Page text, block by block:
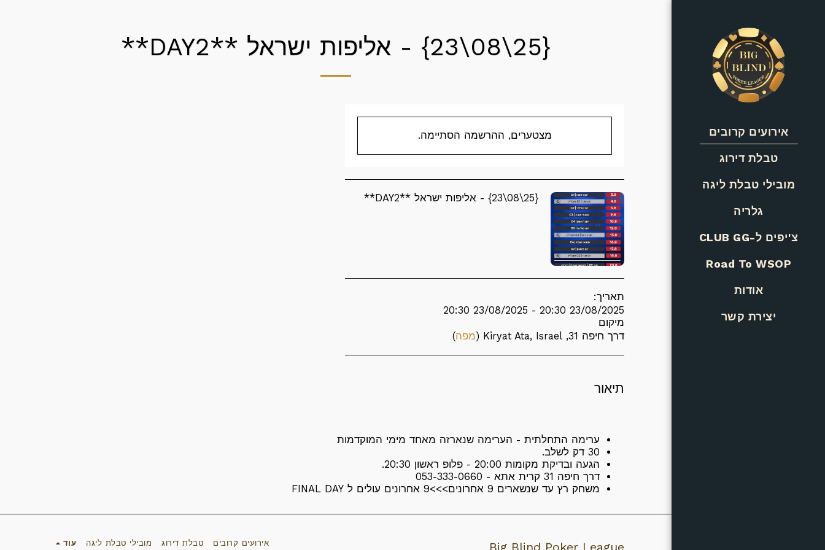
אירועים קרובים
טבלת דירוג
מובילי טבלת ליגה
גלריה
צ'יפים ל-CLUB GG
Road To WSOP
אודות
יצירת קשר
{25\08\23} - אליפות ישראל **DAY2**
מצטערים, ההרשמה הסתיימה.
{25\08\23} - אליפות ישראל **DAY2**
תאריך:
23/08/2025 20:30 - 23/08/2025 20:30
מיקום
דרך חיפה 31, Kiryat Ata, Israel (
מפה)
תיאור
ערימה התחלתית - הערימה שנארזה מאחד מימי המוקדמות
30 דק לשלב.
הגעה ובדיקת מקומות 20:00 - פלופ ראשון 20:30.
דרך חיפה 31 קרית אתא - 053-333-0660
משחק רץ עד שנשארים 9 אחרונים>>>9 אחרונים עולים ל FINAL DAY
Big Blind Poker League אירועים קרובים טבלת דירוג מובילי טבלת ליגה עוד